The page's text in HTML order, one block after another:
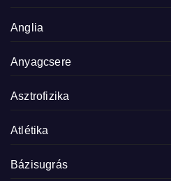
Anglia
Anyagcsere
Asztrofizika
Atlétika
Bázisugrás